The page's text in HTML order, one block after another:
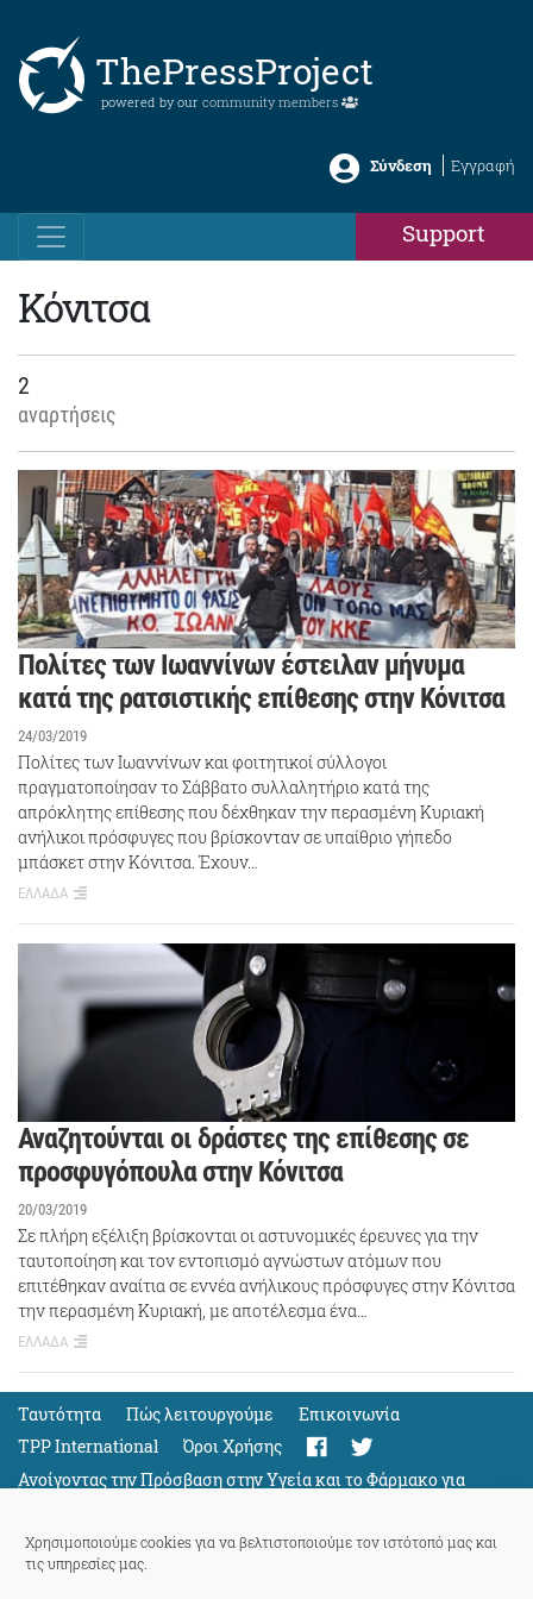
Χρησιμοποιούμε cookies για να βελτιστοποιούμε τον ιστότοπό μας και
τις υπηρεσίες μας.
ThePressProject
powered by our community members
Σύνδεση Εγγραφή
Support
Κόνιτσα
2
αναρτήσεις
Πολίτες των Ιωαννίνων έστειλαν μήνυμα
κατά της ρατσιστικής επίθεσης στην Κόνιτσα
24/03/2019
Πολίτες των Ιωαννίνων και φοιτητικοί σύλλογοι
πραγματοποίησαν το Σάββατο συλλαλητήριο κατά της
απρόκλητης επίθεσης που δέχθηκαν την περασμένη Κυριακή
ανήλικοι πρόσφυγες που βρίσκονταν σε υπαίθριο γήπεδο
μπάσκετ στην Κόνιτσα. Έχουν…
ΕΛΛΑΔΑ
Αναζητούνται οι δράστες της επίθεσης σε
προσφυγόπουλα στην Κόνιτσα
20/03/2019
Σε πλήρη εξέλιξη βρίσκονται οι αστυνομικές έρευνες για την
ταυτοποίηση και τον εντοπισμό αγνώστων ατόμων που
επιτέθηκαν αναίτια σε εννέα ανήλικους πρόσφυγες στην Κόνιτσα
την περασμένη Κυριακή, με αποτέλεσμα ένα…
ΕΛΛΑΔΑ
Ταυτότητα Πώς λειτουργούμε
Eπικοινωνία
TPP International
Όροι Χρήσης
Ανοίγοντας την Πρόσβαση στην Υγεία και το Φάρμακο για
Όλους
Support